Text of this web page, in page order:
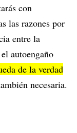
con
las razones por
entre la
autoengaño
de la verdad
necesaria.